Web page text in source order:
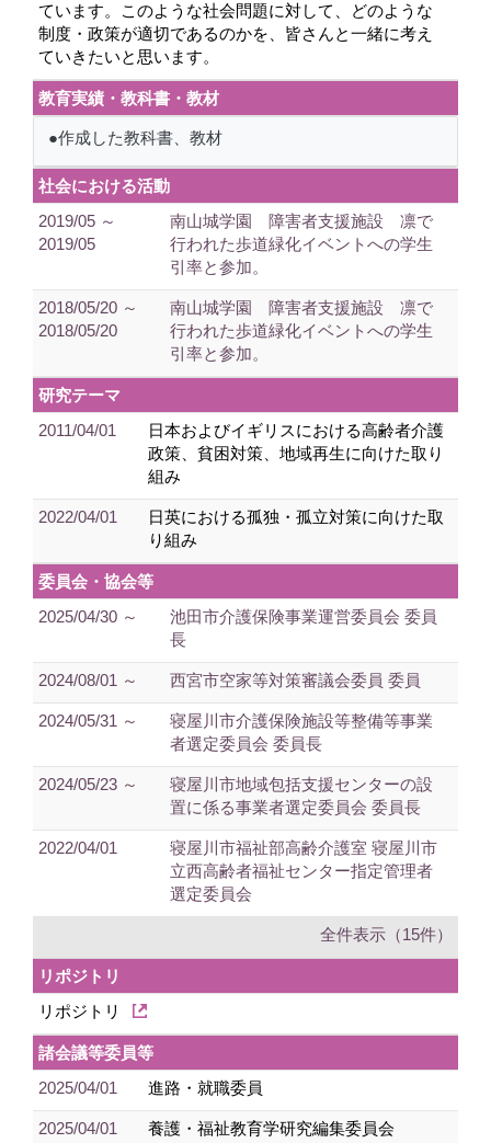
ています。このような社会問題に対して、どのような
制度・政策が適切であるのかを、皆さんと一緒に考え
ていきたいと思います。
教育実績・教科書・教材
●作成した教科書、教材
社会における活動
2019/05 ～
2019/05
南山城学園 障害者支援施設 凛で
行われた歩道緑化イベントへの学生
引率と参加。
2018/05/20 ～
2018/05/20
南山城学園 障害者支援施設 凛で
行われた歩道緑化イベントへの学生
引率と参加。
研究テーマ
2011/04/01
日本およびイギリスにおける高齢者介護
政策、貧困対策、地域再生に向けた取り
組み
2022/04/01
日英における孤独・孤立対策に向けた取
り組み
委員会・協会等
2025/04/30 ～
池田市介護保険事業運営委員会 委員
長
2024/08/01 ～ 西宮市空家等対策審議会委員 委員
2024/05/31 ～
寝屋川市介護保険施設等整備等事業
者選定委員会 委員長
2024/05/23 ～
寝屋川市地域包括支援センターの設
置に係る事業者選定委員会 委員長
2022/04/01
寝屋川市福祉部高齢介護室 寝屋川市
立西高齢者福祉センター指定管理者
選定委員会
全件表示（15件）
リポジトリ
リポジトリ
諸会議等委員等
2025/04/01
進路・就職委員
2025/04/01 養護・福祉教育学研究編集委員会